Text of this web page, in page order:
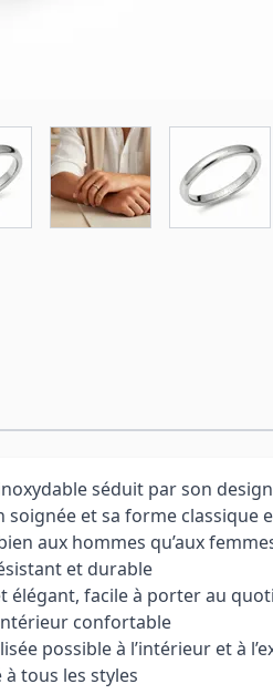
séduit par son
soignée et sa forme classique
aux hommes qu’aux
et durable
élégant, facile à porter au
confortable
possible à l’intérieur et à
tous les styles